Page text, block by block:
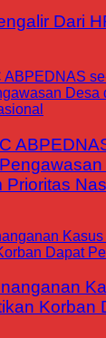
Dari
Korban